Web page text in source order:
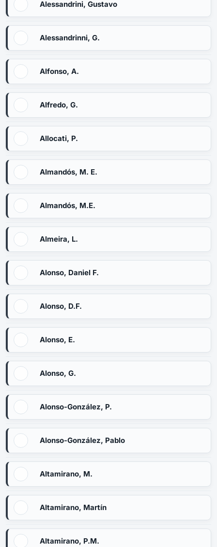
Alessandrini, Gustavo
Alessandrinni, G.
Alfonso, A.
Alfredo, G.
Allocati, P.
Almandós, M. E.
Almandós, M.E.
Almeira, L.
Alonso, Daniel F.
Alonso, D.F.
Alonso, E.
Alonso, G.
Alonso-González, P.
Alonso-González, Pablo
Altamirano, M.
Altamirano, Martín
Altamirano, P.M.